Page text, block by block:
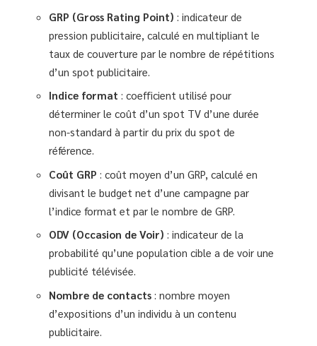
GRP (Gross Rating Point) : indicateur de
pression publicitaire, calculé en multipliant le
taux de couverture par le nombre de répétitions
d’un spot publicitaire.
Indice format : coefficient utilisé pour
déterminer le coût d’un spot TV d’une durée
non-standard à partir du prix du spot de
référence.
Coût GRP : coût moyen d’un GRP, calculé en
divisant le budget net d’une campagne par
l’indice format et par le nombre de GRP.
ODV (Occasion de Voir) : indicateur de la
probabilité qu’une population cible a de voir une
publicité télévisée.
Nombre de contacts : nombre moyen
d’expositions d’un individu à un contenu
publicitaire.